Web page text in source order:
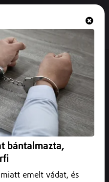
ügy a
előtt,
is van
miatt emelt vádat
személy ellen, akik egy
adathalászattal
bántalmazta,
emelt vádat, és